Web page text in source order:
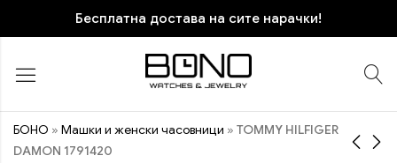
Бесплатна достава на сите нарачки!
БОНО » Машки и женски часовници » TOMMY HILFIGER
DAMON 1791420